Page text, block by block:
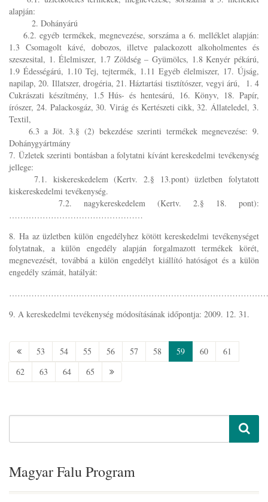
alapján:
2. Dohányárú
6.2. egyéb termékek, megnevezése, sorszáma a 6. melléklet alapján:
1.3 Csomagolt kávé, dobozos, illetve palackozott alkoholmentes és
szeszesital, 1. Élelmiszer, 1.7 Zöldség – Gyümölcs, 1.8 Kenyér pékárú,
1.9 Édességárú, 1.10 Tej, tejtermék, 1.11 Egyéb élelmiszer, 17. Újság,
napilap, 20. Illatszer, drogéria, 21. Háztartási tisztítószer, vegyi árú, 1. 4
Cukrászati készítmény, 1.5 Hús- és hentesárú, 16. Könyv, 18. Papír,
írószer, 24. Palackosgáz, 30. Virág és Kertészeti cikk, 32. Állateledel, 3.
Textil,
6.3 a Jöt. 3.§ (2) bekezdése szerinti termékek megnevezése: 9.
Dohánygyártmány
7. Üzletek szerinti bontásban a folytatni kívánt kereskedelmi tevékenység
jellege:
7.1. kiskereskedelem (Kertv. 2.§ 13.pont) üzletben folytatott
kiskereskedelmi tevékenység.
7.2. nagykereskedelem (Kertv. 2.§ 18. pont):
…………………………………………
8. Ha az üzletben külön engedélyhez kötött kereskedelmi tevékenységet
folytatnak, a külön engedély alapján forgalmazott termékek körét,
megnevezését, továbbá a külön engedélyt kiállító hatóságot és a külön
engedély számát, hatályát:
9. A kereskedelmi tevékenység módosításának időpontja: 2009. 12. 31.
53 54 55 56 57 58 59 60
61
62
63 64 65
Magyar Falu Program